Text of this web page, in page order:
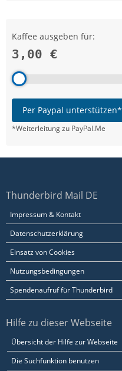
Kaffee ausgeben für:
3,00 €
Per Paypal unterstützen*
*Weiterleitung zu PayPal.Me
Thunderbird Mail DE
Impressum & Kontakt
Datenschutzerklärung
Einsatz von Cookies
Nutzungsbedingungen
Spendenaufruf für Thunderbird
Hilfe zu dieser Webseite
Übersicht der Hilfe zur Webseite
Die Suchfunktion benutzen